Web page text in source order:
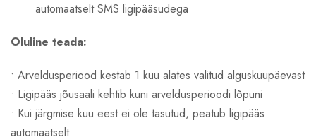
automaatselt SMS ligipääsudega
Oluline teada:
• Arveldusperiood kestab 1 kuu alates valitud alguskuupäevast
• Ligipääs jõusaali kehtib kuni arveldusperioodi lõpuni
• Kui järgmise kuu eest ei ole tasutud, peatub ligipääs
automaatselt